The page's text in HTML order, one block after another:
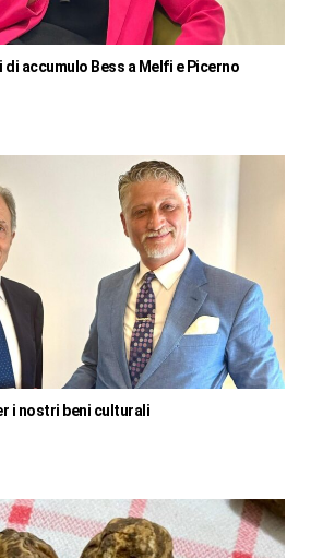
di accumulo Bess a Melfi e Picerno
i nostri beni culturali